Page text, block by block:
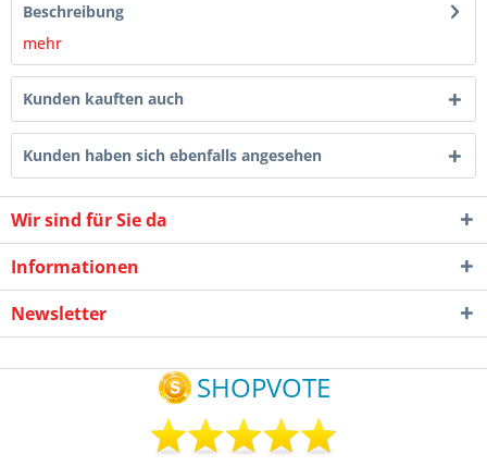
Beschreibung
mehr
Kunden kauften auch
Kunden haben sich ebenfalls angesehen
Wir sind für Sie da
Informationen
Newsletter